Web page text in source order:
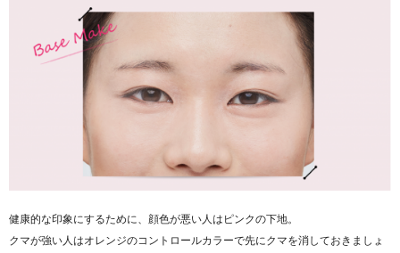
健康的な印象にするために、顔色が悪い人はピンクの下地。
クマが強い人はオレンジのコントロールカラーで先にクマを消しておきましょ